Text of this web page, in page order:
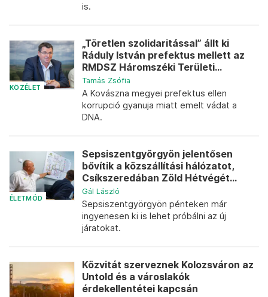
is.
KÖZÉLET
„Töretlen szolidaritással” állt ki
Ráduly István prefektus mellett az
RMDSZ Háromszéki Területi...
Tamás Zsófia
A Kovászna megyei prefektus ellen
korrupció gyanuja miatt emelt vádat a
DNA.
ÉLETMÓD
Sepsiszentgyörgyön jelentősen
bővítik a közszállítási hálózatot,
Csíkszeredában Zöld Hétvégét...
Gál László
Sepsiszentgyörgyön pénteken már
ingyenesen ki is lehet próbálni az új
járatokat.
Közvitát szerveznek Kolozsváron az
Untold és a városlakók
érdekellentétei kapcsán